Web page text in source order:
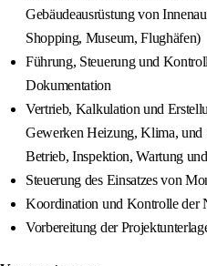
Gebäudeausrüstung von
Shopping, Museum, Flughäfen)
Führung, Steuerung und
Dokumentation
Vertrieb, Kalkulation und
Gewerken Heizung, Klima, und
Betrieb, Inspektion, Wartung
Steuerung des Einsatzes von
Koordination und Kontrolle der
Vorbereitung der